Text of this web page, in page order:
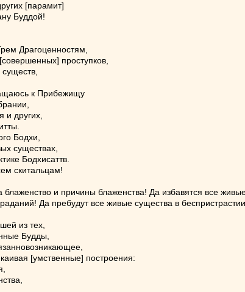
[парамит]
Буддой!
Драгоценностям,
проступков,
к Прибежищу
и других,
Бодхи,
существах,
Бодхисаттв.
скитальцам!
блаженство и причины блаженства! Да избавятся все
Да пребудут все живые существа в
из тех,
Будды,
[умственные] построения: